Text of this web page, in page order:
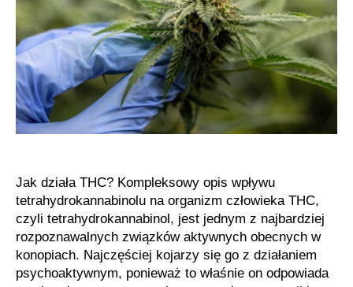
Jak działa THC? Kompleksowy opis wpływu
tetrahydrokannabinolu na organizm człowieka THC,
czyli tetrahydrokannabinol, jest jednym z najbardziej
rozpoznawalnych związków aktywnych obecnych w
konopiach. Najczęściej kojarzy się go z działaniem
psychoaktywnym, ponieważ to właśnie on odpowiada